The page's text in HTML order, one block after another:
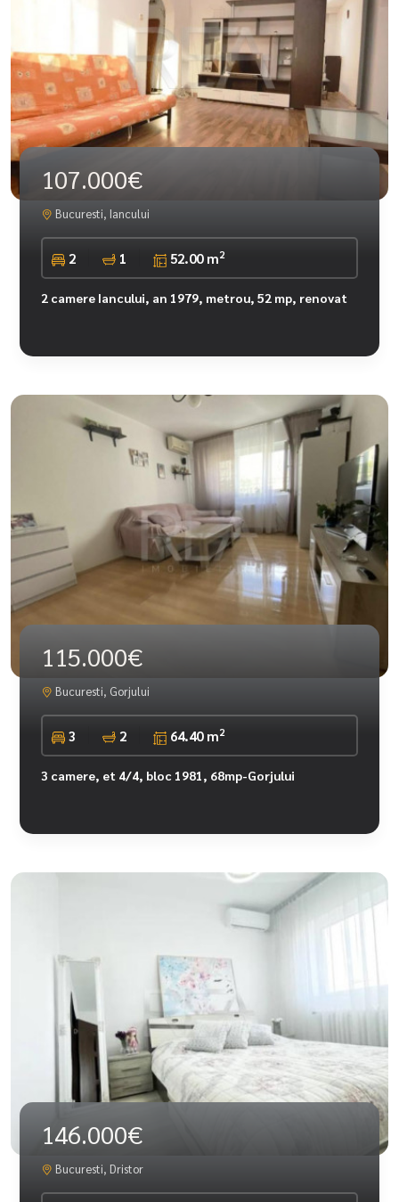
107.000€
Bucuresti, Iancului
2 1 52.00 m2
2 camere Iancului, an 1979, metrou, 52 mp, renovat
115.000€
Bucuresti, Gorjului
3 2 64.40 m2
3 camere, et 4/4, bloc 1981, 68mp-Gorjului
146.000€
Bucuresti, Dristor